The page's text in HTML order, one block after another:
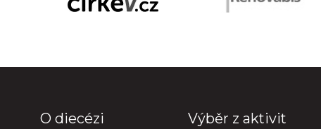
O diecézi Výběr z aktivit